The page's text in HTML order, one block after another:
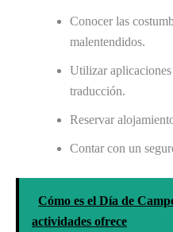
Conocer las
malentendidos.
Utilizar
traducción.
Reservar
Contar con un
Cómo es el Día de
actividades ofrece